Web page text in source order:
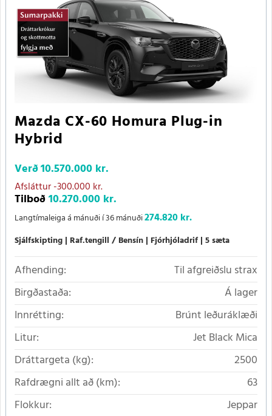
Mazda CX-60 Homura Plug-in
Hybrid
Verð10.570.000 kr.
Afsláttur-300.000 kr.
Tilboð10.270.000 kr.
Langtímaleiga á mánuði í 36 mánuði274.820 kr.
Sjálfskipting Raf.tengill / Bensín Fjórhjóladrif 5 sæta
Afhending:
Til afgreiðslu strax
Birgðastaða:
Á lager
Innrétting:
Brúnt leðuráklæði
Litur:
Jet Black Mica
Dráttargeta (kg):
2500
Rafdrægni allt að (km):
63
Flokkur:
Jeppar